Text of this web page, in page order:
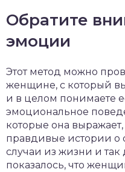
Обратите
эмоции
Этот метод можно
женщине, с который
и в целом понимаете
эмоциональное
которые она
правдивые истории о
случаи из жизни и так
показалось, что